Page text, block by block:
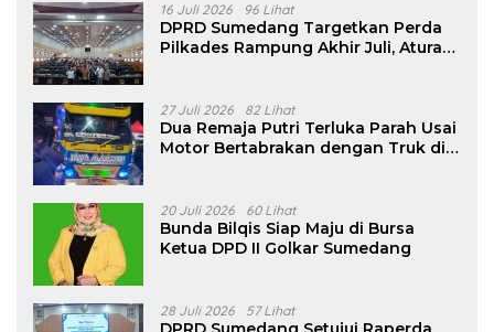
16 Juli 2026 96 Lihat
DPRD Sumedang Targetkan Perda
Pilkades Rampung Akhir Juli, Aturan
27 Juli 2026 82 Lihat
Dua Remaja Putri Terluka Parah Usai
Motor Bertabrakan dengan Truk di
20 Juli 2026 60 Lihat
Bunda Bilqis Siap Maju di Bursa
Ketua DPD II Golkar Sumedang
28 Juli 2026 57 Lihat